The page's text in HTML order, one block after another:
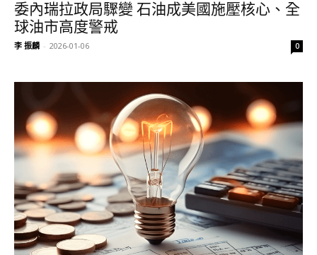
委內瑞拉政局驟變 石油成美國施壓核心、全
球油市高度警戒
李 振麟 - 2026-01-06 0